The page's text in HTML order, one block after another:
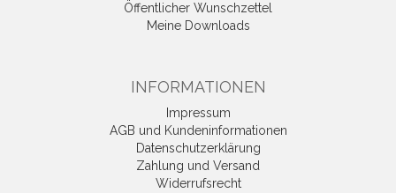
Öffentlicher Wunschzettel
Meine Downloads
INFORMATIONEN
Impressum
AGB und Kundeninformationen
Datenschutzerklärung
Zahlung und Versand
Widerrufsrecht